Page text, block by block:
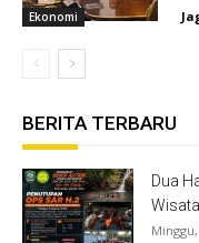
Ekonomi
BERITA TERBARU
Dua